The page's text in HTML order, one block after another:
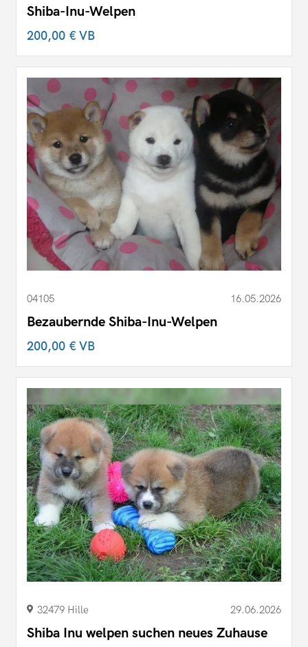
Shiba-Inu-Welpen
200,00 €VB
04105 16.05.2026
Bezaubernde Shiba-Inu-Welpen
200,00 €VB
32479 Hille 29.06.2026
Shiba Inu welpen suchen neues Zuhause